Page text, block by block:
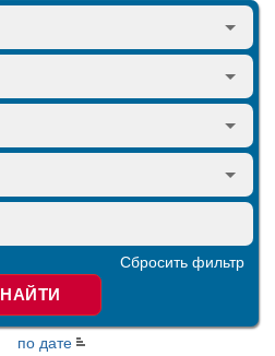
Сбросить фильтр
НАЙТИ
по дате